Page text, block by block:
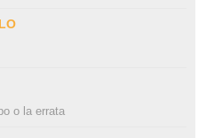
o la errata